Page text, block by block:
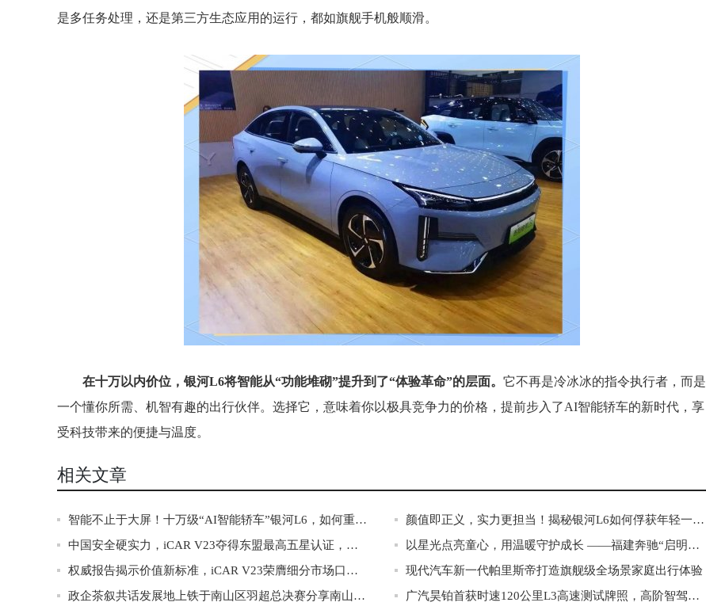
是多任务处理，还是第三方生态应用的运行，都如旗舰手机般顺滑。
在十万以内价位，银河L6将智能从“功能堆砌”提升到了“体验革命”的层面。 它不再是冷冰冰的指令执行者，而是
一个懂你所需、机智有趣的出行伙伴。选择它，意味着你以极具竞争力的价格，提前步入了AI智能轿车的新时代，享
受科技带来的便捷与温度。
相关文章
智能不止于大屏！十万级“AI智能轿车”银河L6，如何重新定义人车交互？
颜值即正义，实力更担当！揭秘银河L6如何俘获年轻一代的心
中国安全硬实力，iCAR V23夺得东盟最高五星认证，树立全球安全标杆
以星光点亮童心，用温暖守护成长 ——福建奔驰“启明星计划”走进福鼎
权威报告揭示价值新标准，iCAR V23荣膺细分市场口碑第一
现代汽车新一代帕里斯帝打造旗舰级全场景家庭出行体验
政企茶叙共话发展地上铁于南山区羽超总决赛分享南山“活力故事”
广汽昊铂首获时速120公里L3高速测试牌照，高阶智驾迈入实用化新阶段